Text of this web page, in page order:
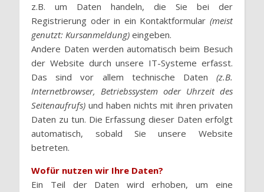
z.B. um Daten handeln, die Sie bei der
Registrierung oder in ein Kontaktformular (meist
genutzt: Kursanmeldung) eingeben.
Andere Daten werden automatisch beim Besuch
der Website durch unsere IT-Systeme erfasst.
Das sind vor allem technische Daten (z.B.
Internetbrowser, Betriebssystem oder Uhrzeit des
Seitenaufrufs) und haben nichts mit ihren privaten
Daten zu tun. Die Erfassung dieser Daten erfolgt
automatisch, sobald Sie unsere Website
betreten.
Wofür nutzen wir Ihre Daten?
Ein Teil der Daten wird erhoben, um eine